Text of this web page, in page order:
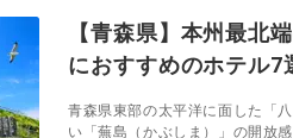
【青森県】本州最北
におすすめのホテル7
青森県東部の太平洋に面した「
い「蕪島（かぶしま）」の開放